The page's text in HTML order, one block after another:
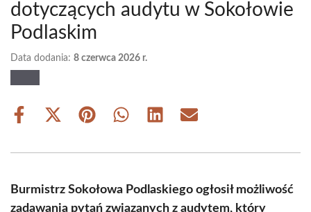
dotyczących audytu w Sokołowie
Podlaskim
Data dodania: 8 czerwca 2026 r.
Share
Share
(Twitter)
Share Share Share Share
Burmistrz Sokołowa Podlaskiego ogłosił możliwość
zadawania pytań związanych z audytem, który